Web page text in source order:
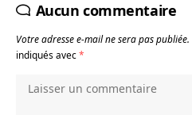
Aucun commentaire
Votre adresse e-mail ne sera pas publiée.
indiqués avec*